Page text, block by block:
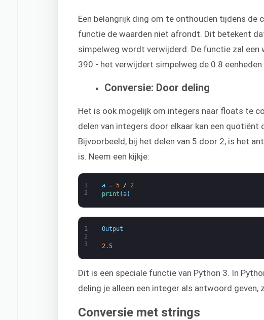
Een belangrijk ding om te onthouden tijdens de
functie de waarden niet afrondt. Dit betekent
simpelweg wordt verwijderd. De functie zal
390 - het verwijdert simpelweg de 0.8 eenheden
Conversie: Door deling
Het is ook mogelijk om integers naar floats te
delen van integers door elkaar kan een
Bijvoorbeeld, bij het delen van 5 door 2, is het
is. Neem een kijkje:
1
2
a = 5 / 2
print (a)
1
2
3
Output
2.5
Dit is een speciale functie van Python 3. In
deling je alleen een integer als antwoord geven,
Conversie met strings